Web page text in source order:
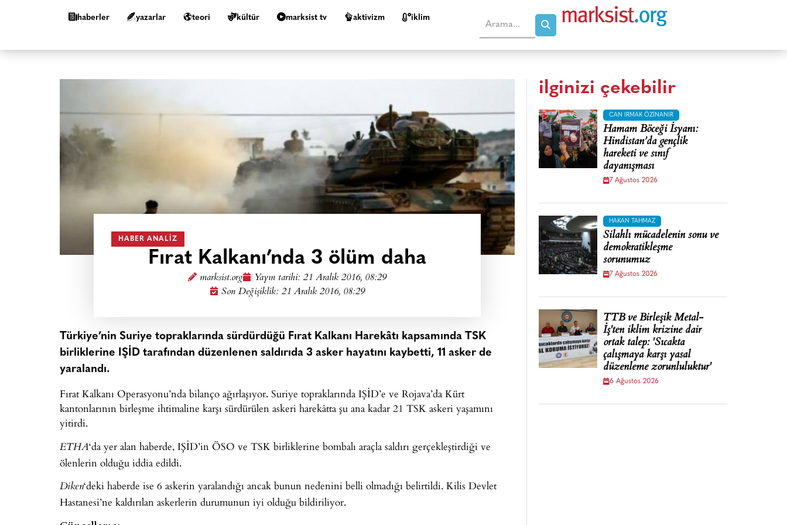
haberler yazarlar teori kültür marksist tv aktivizm i̇klim
HABER ANALIZ
Fırat Kalkanı’nda 3 ölüm daha
marksist.org Yayın tarihi: 21 Aralık 2016, 08:29
Son Değişiklik: 21 Aralık 2016, 08:29
Türkiye’nin Suriye topraklarında sürdürdüğü Fırat Kalkanı Harekâtı kapsamında TSK
birliklerine IŞİD tarafından düzenlenen saldırıda 3 asker hayatını kaybetti, 11 asker de
yaralandı.
Fırat Kalkanı Operasyonu’nda bilanço ağırlaşıyor. Suriye topraklarında IŞİD’e ve Rojava’da Kürt
kantonlarının birleşme ihtimaline karşı sürdürülen askeri harekâtta şu ana kadar 21 TSK askeri yaşamını
yitirdi.
ETHA‘da yer alan haberde, IŞİD’in ÖSO ve TSK birliklerine bombalı araçla saldırı gerçekleştirdiği ve
ölenlerin olduğu iddia edildi.
Diken‘deki haberde ise 6 askerin yaralandığı ancak bunun nedenini belli olmadığı belirtildi. Kilis Devlet
Hastanesi’ne kaldırılan askerlerin durumunun iyi olduğu bildiriliyor.
ilginizi çekebilir
CAN IRMAK ÖZINANIR
Hamam Böceği İsyanı:
Hindistan’da gençlik
hareketi ve sınıf
dayanışması
7 Ağustos 2026
HAKAN TAHMAZ
Silahlı mücadelenin sonu ve
demokratikleşme
sorunumuz
7 Ağustos 2026
TTB ve Birleşik Metal-
İş'ten iklim krizine dair
ortak talep: 'Sıcakta
çalışmaya karşı yasal
düzenleme zorunluluktur'
6 Ağustos 2026